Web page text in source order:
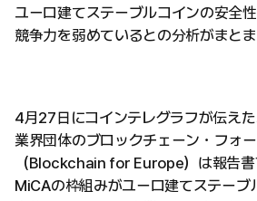
ユーロ建てステーブルコインの安全性
競争力を弱めているとの分析がまとま
4月27日にコインテレグラフが伝えた
業界団体のブロックチェーン・フォ
（Blockchain for Europe）は報告書
MiCAの枠組みがユーロ建てステーブ